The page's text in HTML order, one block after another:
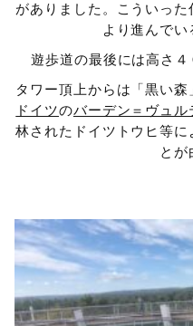
がありました。こういっ
より進んでい
遊歩道の最後には高さ４
タワー頂上からは「黒い
ドイツのバーデン＝ヴュル
林されたドイツトウヒ等
とが